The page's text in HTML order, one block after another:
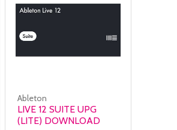
Ableton
LIVE 12 SUITE UPG
(LITE) DOWNLOAD